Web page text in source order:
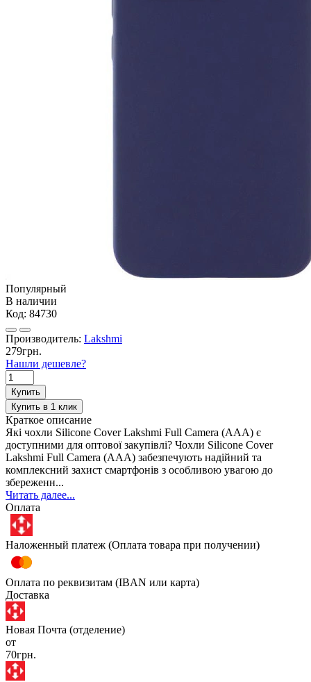
Популярный
В наличии
Код: 84730
Производитель: Lakshmi
279грн.
Нашли дешевле?
Купить
Купить в 1 клик
Краткое описание
Які чохли Silicone Cover Lakshmi Full Camera (AAA) є
доступними для оптової закупівлі? Чохли Silicone Cover
Lakshmi Full Camera (AAA) забезпечують надійний та
комплексний захист смартфонів з особливою увагою до
збереженн...
Читать далее...
Оплата
Наложенный платеж (Оплата товара при получении)
Оплата по реквизитам (IBAN или карта)
Доставка
Новая Почта (отделение)
от
70грн.